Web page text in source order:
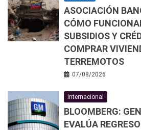
ASOCIACIÓN
CÓMO
SUBSIDIOS Y
COMPRAR
TERREMOTOS
07/08/2026
Internacional
BLOOMBERG:
EVALÚA